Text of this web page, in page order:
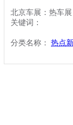
北京车展：热车
关键词：
分类名称： 热点